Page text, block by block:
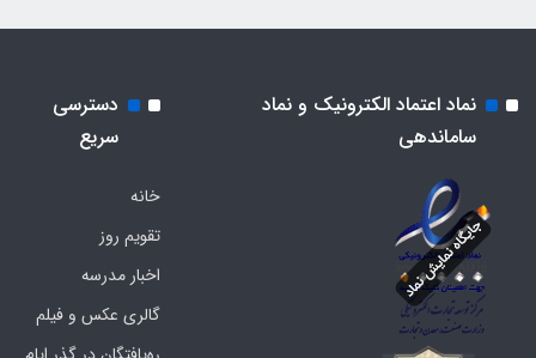
نماد اعتماد الکترونیک و نماد
ساماندهی
دسترسی
سریع
خانه
تقویم روز
اخبار مدرسه
گالری عکس و فیلم